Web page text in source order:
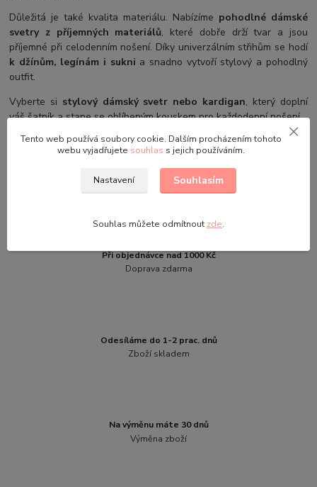
Důležitá je také kvalita materiálu. Nabízíme pohodlné dámské
svetry z příjemných materiálů, které dobře drží tvar a jsou
příjemné při celodenním nošení. Díky univerzálním střihům se hodí
k džínům, legínám i sukni a snadno vytvoří stylový a pohodlný
outfit.
Vyberte si stylový dámský svetr nebo kardigan, který doplní
váš šatník a stane se oblíbeným kouskem pro každodenní nošení.
Při objednávce nad 1000 Kč
Doprava zdarma
Odesíláme do 1-2 prac. dnů
Zboží skladem
Na výměnu máte 30 dnů
Výměna zboží
Tento web používá soubory cookie. Dalším procházením tohoto
webu vyjadřujete souhlas s jejich používáním.
Nastavení Souhlasím
Souhlas můžete odmítnout zde.